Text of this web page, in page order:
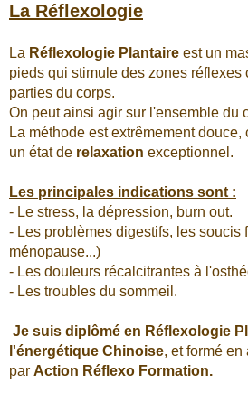
La Réflexologie
La Réflexologie Plantaire est un
pieds qui stimule des zones réflexes
parties du corps.
On peut ainsi agir sur l'ensemble du
La méthode est extrêmement
un état de relaxation exceptionnel.
Les principales indications sont :
- Le stress, la dépression, burn out.
- Les problèmes digestifs, les soucis
ménopause...)
- Les douleurs récalcitrantes à
- Les troubles du sommeil.
Je suis diplômé en Réflexologie
l'énergétique Chinoise, et formé
par Action Réflexo Formation.